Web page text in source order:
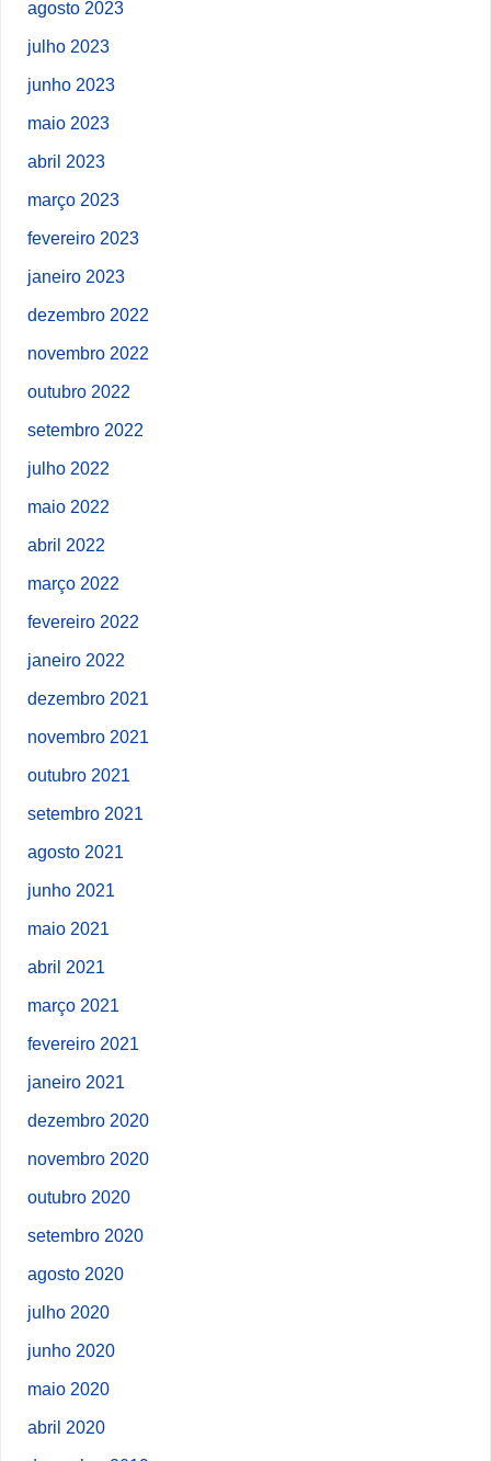
agosto 2023
julho 2023
junho 2023
maio 2023
abril 2023
março 2023
fevereiro 2023
janeiro 2023
dezembro 2022
novembro 2022
outubro 2022
setembro 2022
julho 2022
maio 2022
abril 2022
março 2022
fevereiro 2022
janeiro 2022
dezembro 2021
novembro 2021
outubro 2021
setembro 2021
agosto 2021
junho 2021
maio 2021
abril 2021
março 2021
fevereiro 2021
janeiro 2021
dezembro 2020
novembro 2020
outubro 2020
setembro 2020
agosto 2020
julho 2020
junho 2020
maio 2020
abril 2020